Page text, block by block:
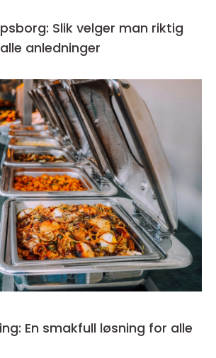
Slik velger man riktig
anledninger
En smakfull løsning for alle